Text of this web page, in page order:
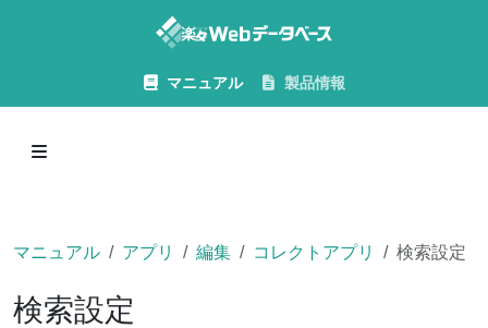
マニュアル 製品情報
マニュアル アプリ 編集 コレクトアプリ 検索設定
検索設定